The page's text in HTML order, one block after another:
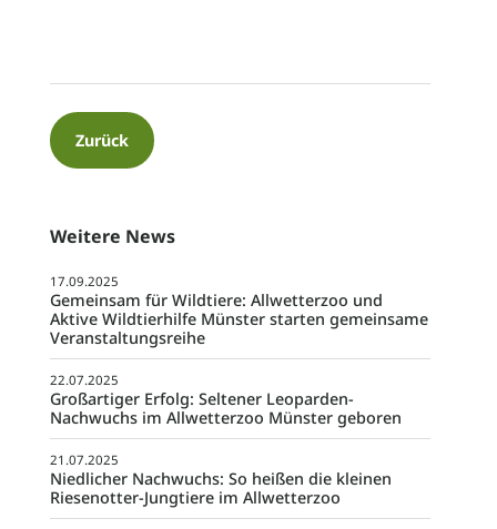
Zurück
Weitere News
17.09.2025
Gemeinsam für Wildtiere: Allwetterzoo und
Aktive Wildtierhilfe Münster starten gemeinsame
Veranstaltungsreihe
22.07.2025
Großartiger Erfolg: Seltener Leoparden-
Nachwuchs im Allwetterzoo Münster geboren
21.07.2025
Niedlicher Nachwuchs: So heißen die kleinen
Riesenotter-Jungtiere im Allwetterzoo